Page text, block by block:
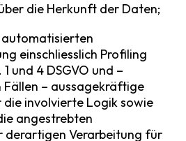
die Herkunft der Daten;
automatisierten
einschliesslich Profiling
und 4 DSGVO und –
Fällen – aussagekräftige
involvierte Logik sowie
angestrebten
derartigen Verarbeitung für